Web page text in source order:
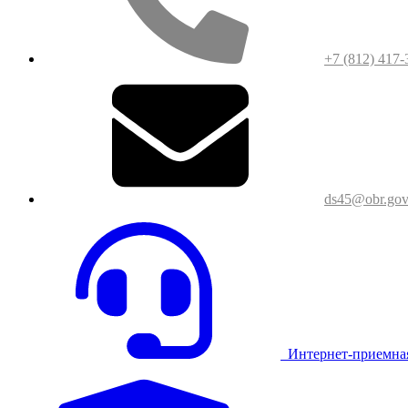
+7 (812) 417-
Интернет-